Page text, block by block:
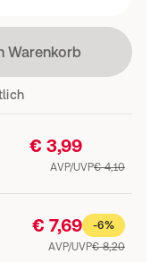
Warenkorb
€ 3,99
AVP/UVP€ 4,10
€ 7,69
-6%
AVP/UVP€ 8,20